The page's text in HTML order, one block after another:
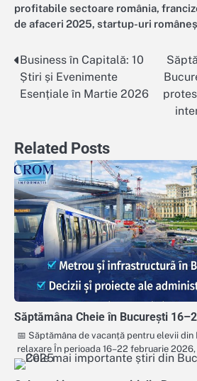
profitabile sectoare românia,
de afaceri 2025, startup-uri
Navigare
în
Business în Capitală: 10
Știri și Evenimente
Esențiale în Martie 2026
Related Posts
Săptămâna Cheie în București
📅 Săptămâna de vacanță pentru elevii
relaxare În perioada 16–22 februarie